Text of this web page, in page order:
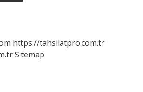
https://tahsilatpro.com.tr
Sitemap